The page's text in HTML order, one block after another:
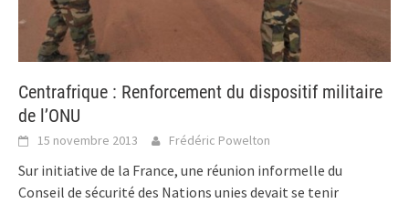
Centrafrique : Renforcement du dispositif militaire
de l’ONU
15 novembre 2013 Frédéric Powelton
Sur initiative de la France, une réunion informelle du
Conseil de sécurité des Nations unies devait se tenir